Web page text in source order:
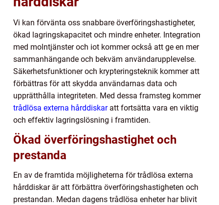
Vi kan förvänta oss snabbare överföringshastigheter,
ökad lagringskapacitet och mindre enheter. Integration
med molntjänster och iot kommer också att ge en mer
sammanhängande och bekväm användarupplevelse.
Säkerhetsfunktioner och krypteringsteknik kommer att
förbättras för att skydda användarnas data och
upprätthålla integriteten. Med dessa framsteg kommer
trådlösa externa hårddiskaratt fortsätta vara en viktig
och effektiv lagringslösning i framtiden.
Ökad överföringshastighet och
prestanda
En av de framtida möjligheterna för trådlösa externa
hårddiskar är att förbättra överföringshastigheten och
prestandan. Medan dagens trådlösa enheter har blivit